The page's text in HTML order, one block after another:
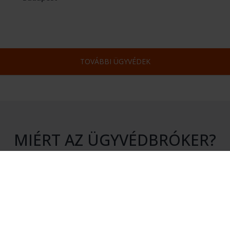
TOVÁBBI ÜGYVÉDEK
MIÉRT AZ ÜGYVÉDBRÓKER?